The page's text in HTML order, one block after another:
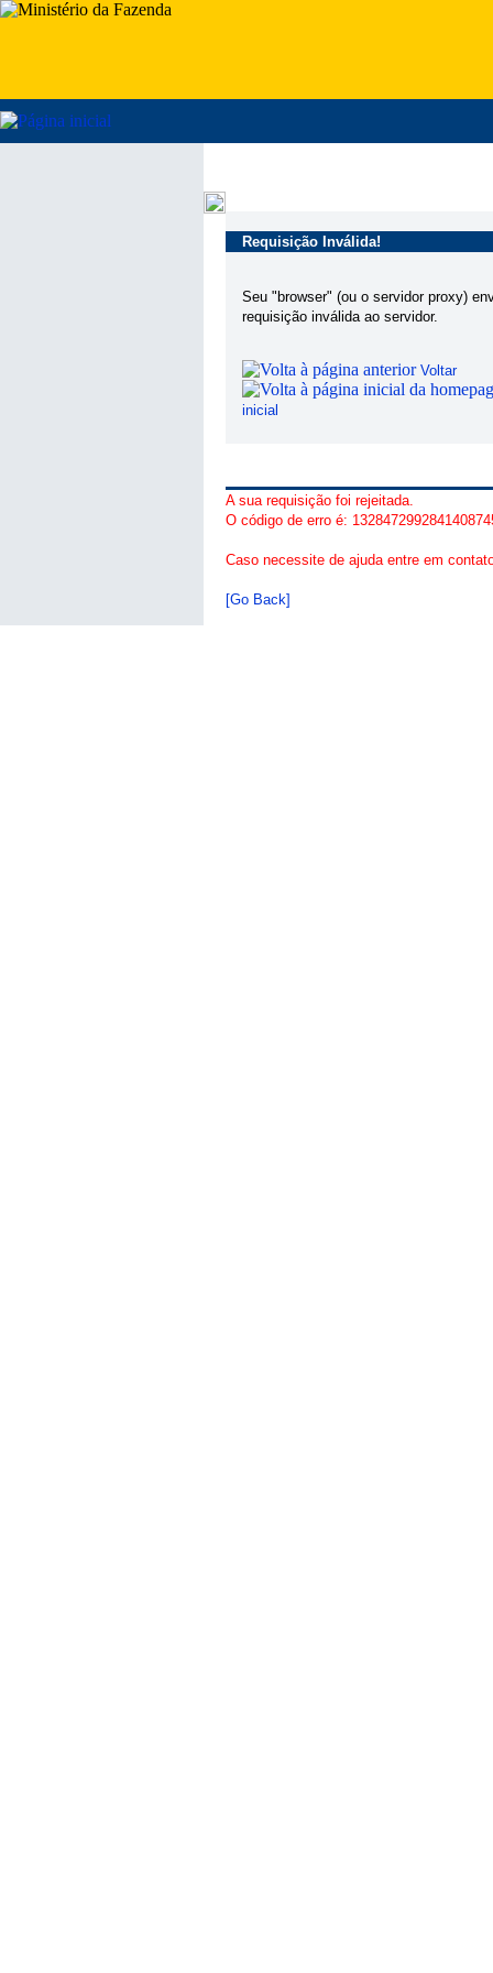
Requisição Inválida!
Seu "browser" (ou o servidor proxy)
requisição inválida ao servidor.
Voltar
inicial
A sua requisição foi rejeitada.
O código de erro é:
Caso necessite de ajuda entre em
[Go Back]